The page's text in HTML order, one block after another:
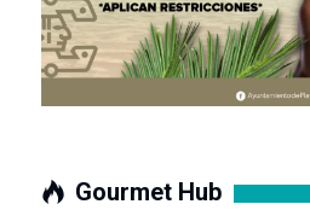
Gourmet Hub